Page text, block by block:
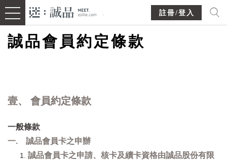
註冊/登入
誠品會員約定條款
壹、 會員約定條款
一般條款
一. 誠品會員卡之申辦
誠品會員卡之申請、核卡及續卡資格由誠品股份有限